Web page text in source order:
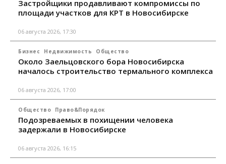
Застройщики продавливают компромиссы по
площади участков для КРТ в Новосибирске
06 августа 2026, 17:30
Бизнес Недвижимость Общество
Около Заельцовского бора Новосибирска
началось строительство термального комплекса
06 августа 2026, 17:00
Общество Право&Порядок
Подозреваемых в похищении человека
задержали в Новосибирске
06 августа 2026, 16:15